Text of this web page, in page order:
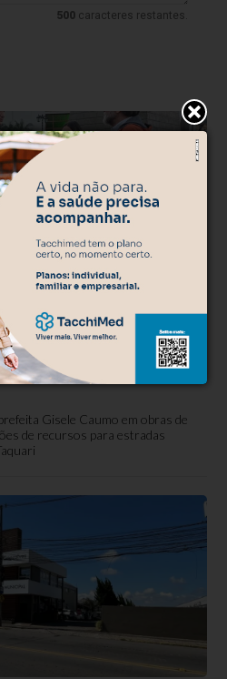
500 caracteres restantes.
e do
visita Santa
Gisele Caumo em obras de
de recursos para estradas